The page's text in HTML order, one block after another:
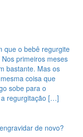
que o bebê regurgite
primeiros meses
bastante. Mas os
coisa que
sobe para o
regurgitação […]
de novo?